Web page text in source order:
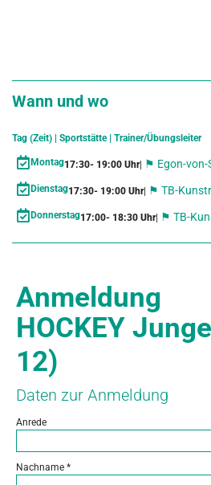
Wann und wo
Tag (Zeit) | Sportstätte | Trainer/Übungsleiter
Montag17:30- 19:00 Uhr| ⚑ Egon-von-
Dienstag17:30- 19:00 Uhr| ⚑ TB-
Donnerstag17:00- 18:30 Uhr| ⚑ TB-
Anmeldung
HOCKEY
12)
Daten zur Anmeldung
Anrede
Nachname *